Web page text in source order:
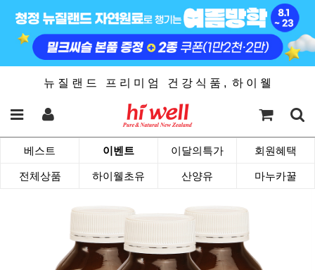
뉴 질 랜 드 프 리 미 엄 건 강 식 품 , 하 이 웰
베스트 이벤트 이달의특가 회원혜택
전체상품 하이웰초유 산양유 마누카꿀